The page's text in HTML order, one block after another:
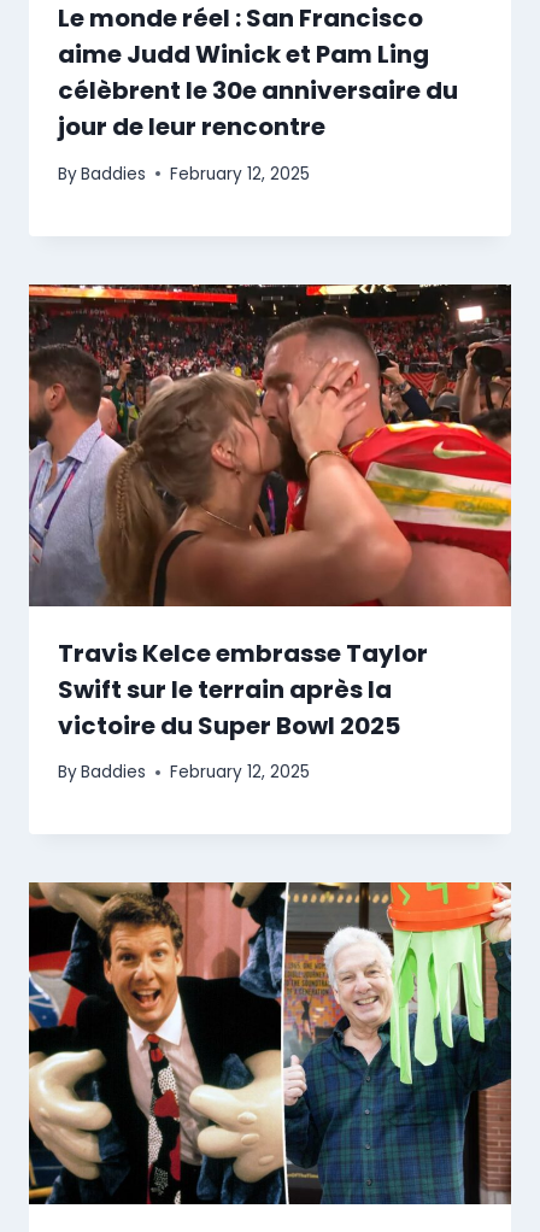
Le monde réel : San Francisco
aime Judd Winick et Pam Ling
célèbrent le 30e anniversaire du
jour de leur rencontre
ByBaddies February 12, 2025
Travis Kelce embrasse Taylor
Swift sur le terrain après la
victoire du Super Bowl 2025
ByBaddies February 12, 2025